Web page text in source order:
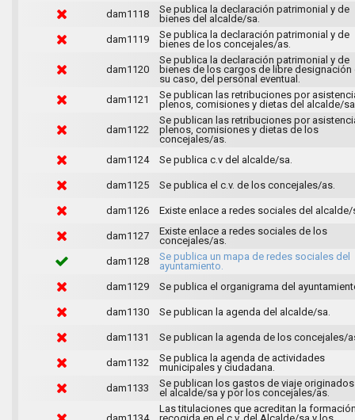
dam1118
Se publica la declaración patrimonial y de
bienes del alcalde/sa.
dam1119
Se publica la declaración patrimonial y de
bienes de los concejales/as.
dam1120
Se publica la declaración patrimonial y de
bienes de los cargos de libre designación
su caso, del personal eventual.
dam1121
Se publican las retribuciones por
plenos, comisiones y dietas del alcalde/
dam1122
Se publican las retribuciones por
plenos, comisiones y dietas de los
concejales/as.
dam1124
Se publica c.v del alcalde/sa.
dam1125 Se publica el c.v. de los concejales/as.
dam1126 Existe enlace a redes sociales del alcalde/
dam1127
Existe enlace a redes sociales de los
concejales/as.
dam1128
Se publica un mapa de redes sociales del
ayuntamiento.
dam1129
Se publica el organigrama del
dam1130 Se publican la agenda del alcalde/sa.
dam1131 Se publican la agenda de los concejales/
dam1132
Se publica la agenda de actividades
municipales y ciudadana.
dam1133
Se publican los gastos de viaje
el alcalde/sa y por los concejales/as.
Las titulaciones que acreditan la